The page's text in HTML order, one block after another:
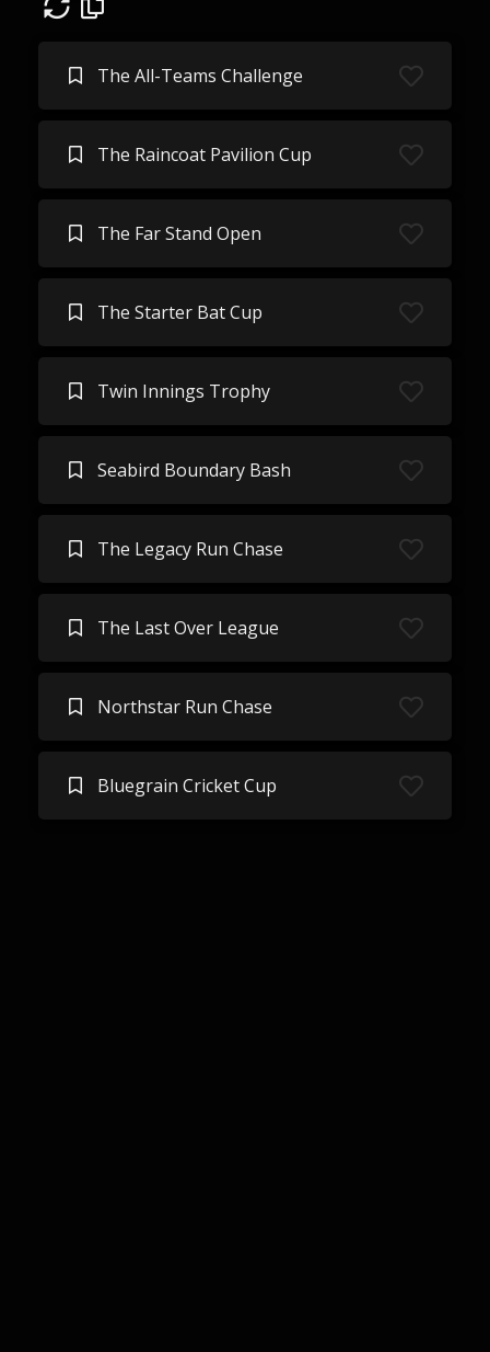
The All-Teams Challenge
The Raincoat Pavilion Cup
The Far Stand Open
The Starter Bat Cup
Twin Innings Trophy
Seabird Boundary Bash
The Legacy Run Chase
The Last Over League
Northstar Run Chase
Bluegrain Cricket Cup